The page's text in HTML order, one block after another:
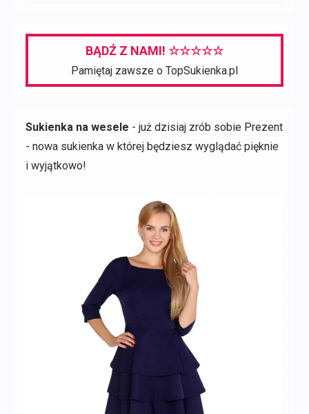
BĄDŹ Z NAMI! ☆☆☆☆☆
Pamiętaj zawsze o TopSukienka.pl
Sukienka na wesele - już dzisiaj zrób sobie Prezent
- nowa sukienka w której będziesz wyglądać pięknie
i wyjątkowo!